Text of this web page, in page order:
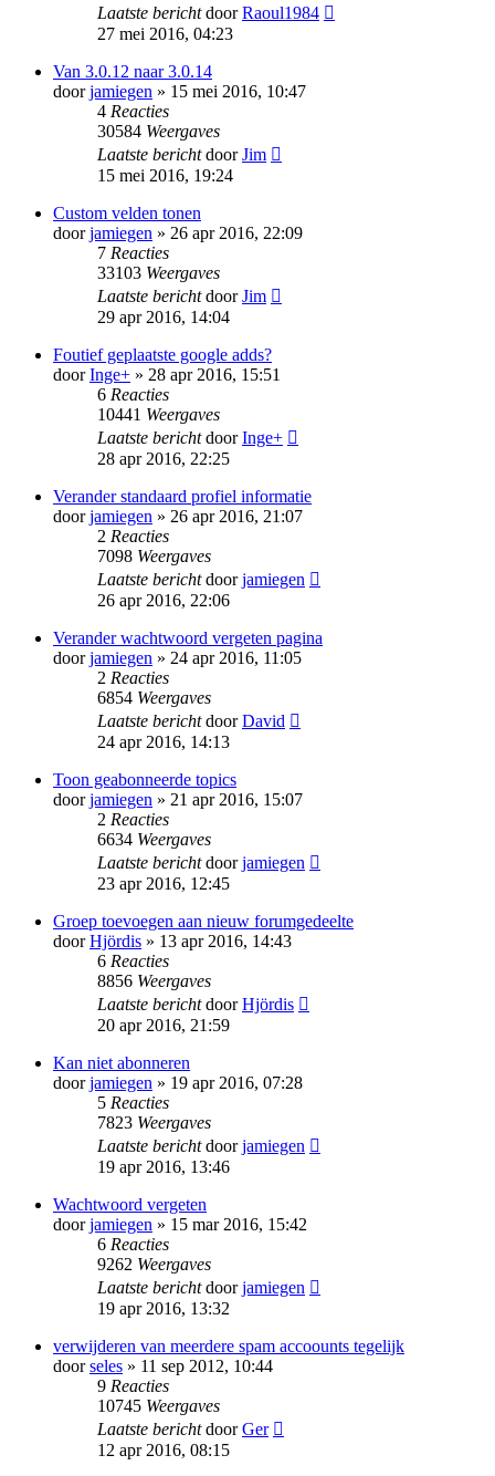
Laatste berichtdoorRaoul1984
27 mei 2016, 04:23
Van 3.0.12 naar 3.0.14
doorjamiegen » 15 mei 2016, 10:47
4 Reacties
30584 Weergaves
Laatste berichtdoorJim
15 mei 2016, 19:24
Custom velden tonen
doorjamiegen » 26 apr 2016, 22:09
7 Reacties
33103 Weergaves
Laatste berichtdoorJim
29 apr 2016, 14:04
Foutief geplaatste google adds?
doorInge+ » 28 apr 2016, 15:51
6 Reacties
10441 Weergaves
Laatste berichtdoorInge+
28 apr 2016, 22:25
Verander standaard profiel informatie
doorjamiegen » 26 apr 2016, 21:07
2 Reacties
7098 Weergaves
Laatste berichtdoorjamiegen
26 apr 2016, 22:06
Verander wachtwoord vergeten pagina
doorjamiegen » 24 apr 2016, 11:05
2 Reacties
6854 Weergaves
Laatste berichtdoorDavid
24 apr 2016, 14:13
Toon geabonneerde topics
doorjamiegen » 21 apr 2016, 15:07
2 Reacties
6634 Weergaves
Laatste berichtdoorjamiegen
23 apr 2016, 12:45
Groep toevoegen aan nieuw forumgedeelte
doorHjördis » 13 apr 2016, 14:43
6 Reacties
8856 Weergaves
Laatste berichtdoorHjördis
20 apr 2016, 21:59
Kan niet abonneren
doorjamiegen » 19 apr 2016, 07:28
5 Reacties
7823 Weergaves
Laatste berichtdoorjamiegen
19 apr 2016, 13:46
Wachtwoord vergeten
doorjamiegen » 15 mar 2016, 15:42
6 Reacties
9262 Weergaves
Laatste berichtdoorjamiegen
19 apr 2016, 13:32
verwijderen van meerdere spam accoounts tegelijk
doorseles » 11 sep 2012, 10:44
9 Reacties
10745 Weergaves
Laatste berichtdoorGer
12 apr 2016, 08:15